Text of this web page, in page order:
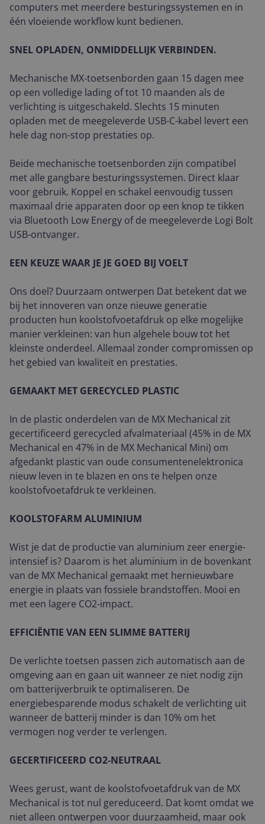
computers met meerdere besturingssystemen en in
één vloeiende workflow kunt bedienen.
SNEL OPLADEN, ONMIDDELLIJK VERBINDEN.
Mechanische MX-toetsenborden gaan 15 dagen mee
op een volledige lading of tot 10 maanden als de
verlichting is uitgeschakeld. Slechts 15 minuten
opladen met de meegeleverde USB-C-kabel levert een
hele dag non-stop prestaties op.
Beide mechanische toetsenborden zijn compatibel
met alle gangbare besturingssystemen. Direct klaar
voor gebruik. Koppel en schakel eenvoudig tussen
maximaal drie apparaten door op een knop te tikken
via Bluetooth Low Energy of de meegeleverde Logi Bolt
USB-ontvanger.
EEN KEUZE WAAR JE JE GOED BIJ VOELT
Ons doel? Duurzaam ontwerpen Dat betekent dat we
bij het innoveren van onze nieuwe generatie
producten hun koolstofvoetafdruk op elke mogelijke
manier verkleinen: van hun algehele bouw tot het
kleinste onderdeel. Allemaal zonder compromissen op
het gebied van kwaliteit en prestaties.
GEMAAKT MET GERECYCLED PLASTIC
In de plastic onderdelen van de MX Mechanical zit
gecertificeerd gerecycled afvalmateriaal (45% in de MX
Mechanical en 47% in de MX Mechanical Mini) om
afgedankt plastic van oude consumentenelektronica
nieuw leven in te blazen en ons te helpen onze
koolstofvoetafdruk te verkleinen.
KOOLSTOFARM ALUMINIUM
Wist je dat de productie van aluminium zeer energie-
intensief is? Daarom is het aluminium in de bovenkant
van de MX Mechanical gemaakt met hernieuwbare
energie in plaats van fossiele brandstoffen. Mooi en
met een lagere CO2-impact.
EFFICIËNTIE VAN EEN SLIMME BATTERIJ
De verlichte toetsen passen zich automatisch aan de
omgeving aan en gaan uit wanneer ze niet nodig zijn
om batterijverbruik te optimaliseren. De
energiebesparende modus schakelt de verlichting uit
wanneer de batterij minder is dan 10% om het
vermogen nog verder te verlengen.
GECERTIFICEERD CO2-NEUTRAAL
Wees gerust, want de koolstofvoetafdruk van de MX
Mechanical is tot nul gereduceerd. Dat komt omdat we
niet alleen ontwerpen voor duurzaamheid, maar ook